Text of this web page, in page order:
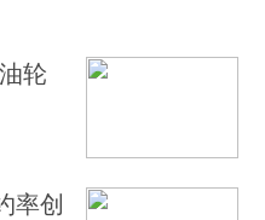
轮
率创